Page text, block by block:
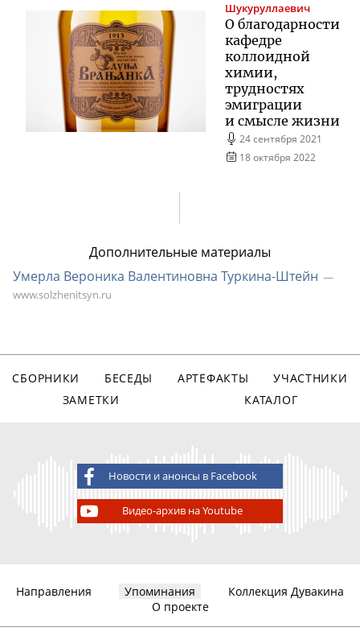
Шукуруллаевич
О благодарности
кафедре
коллоидной
химии,
трудностях
эмиграции
и смысле жизни
24 сентября 2021
18 октября 2022
Дополнительные материалы
Умерла Вероника Валентиновна Туркина-Штейн
www.solzhenitsyn.ru
СБОРНИКИ БЕСЕДЫ АРТЕФАКТЫ
УЧАСТНИКИ
ЗАМЕТКИ
КАТАЛОГ
Новости и анонсы в Facebook
Видео-архив на Youtube
Направления Упоминания
Коллекция Дувакина
О проекте